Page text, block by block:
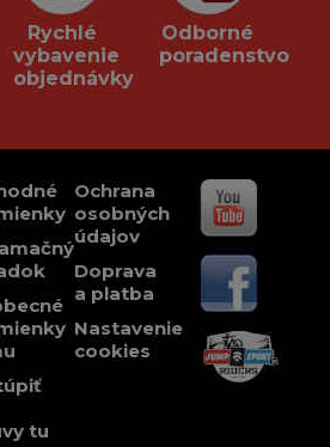
Rychlé
vybavenie
objednávky
Odborné
poradenstvo
tu
Ochrana
osobných
údajov
Doprava
a platba
Nastavenie
cookies